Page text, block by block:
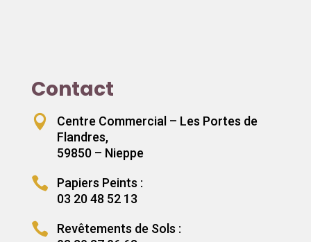
Contact

Centre Commercial – Les Portes de
Flandres,
59850 – Nieppe

Papiers Peints :
03 20 48 52 13

Revêtements de Sols :